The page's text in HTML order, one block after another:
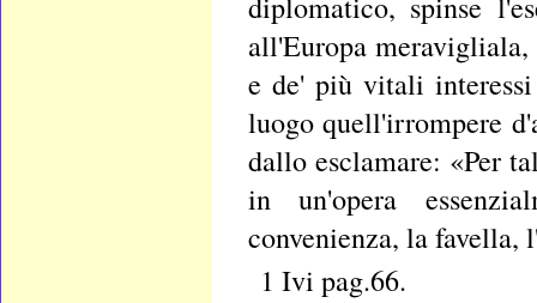
all'Europa
e de' più vitali interessi
luogo quell'irrompere
dallo esclamare: «Per
in un'opera
convenienza, la favella,
1 Ivi pag.66.